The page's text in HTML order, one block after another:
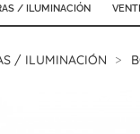
/ ILUMINACIÓN
/ ILUMINACIÓN